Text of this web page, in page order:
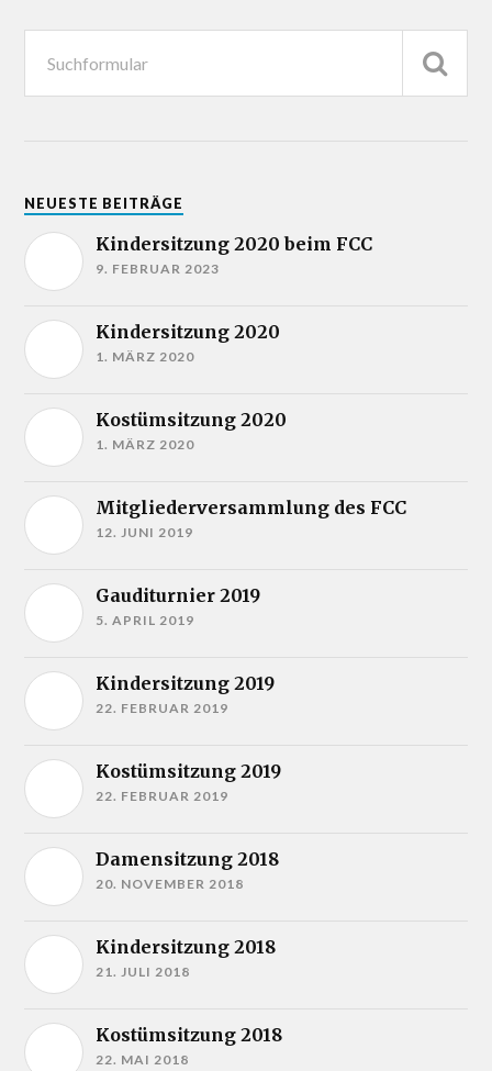
NEUESTE BEITRÄGE
Kindersitzung 2020 beim FCC
9. FEBRUAR 2023
Kindersitzung 2020
1. MÄRZ 2020
Kostümsitzung 2020
1. MÄRZ 2020
Mitgliederversammlung des FCC
12. JUNI 2019
Gauditurnier 2019
5. APRIL 2019
Kindersitzung 2019
22. FEBRUAR 2019
Kostümsitzung 2019
22. FEBRUAR 2019
Damensitzung 2018
20. NOVEMBER 2018
Kindersitzung 2018
21. JULI 2018
Kostümsitzung 2018
22. MAI 2018